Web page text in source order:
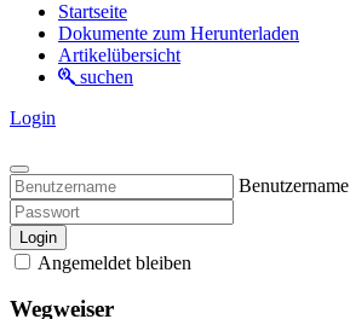
Startseite
Dokumente zum Herunterladen
Artikelübersicht
suchen
Login
Benutzername
Login
Angemeldet bleiben
Wegweiser